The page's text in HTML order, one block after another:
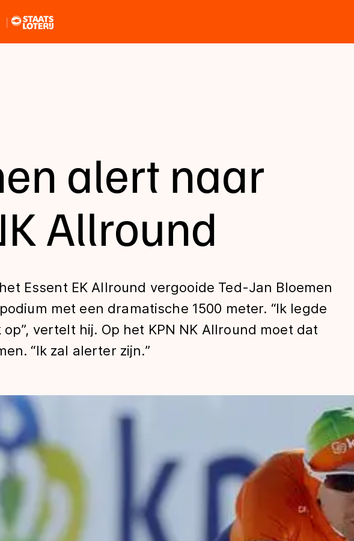
Spelen
alert naar
Allround
het Essent EK Allround vergooide Ted-Jan Bloemen
met een dramatische 1500 meter. “Ik legde
vertelt hij. Op het KPN NK Allround moet dat
“Ik zal alerter zijn.”